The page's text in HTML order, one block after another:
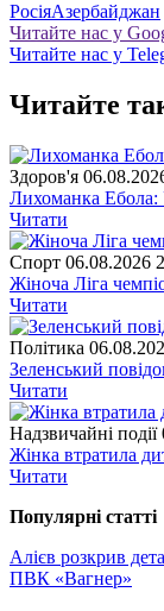
РосіяАзербайджан
Читайте нас у
Читайте нас у
Читайте
Здоров'я
Лихоманка Ебола:
Читати
Спорт 06.08.2026
Жіноча Ліга
Читати
Полiтика
Зеленський
Читати
Надзвичайні події
Жінка втратила
Читати
Популярнi статтi
Алієв розкрив
ПВК «Вагнер»